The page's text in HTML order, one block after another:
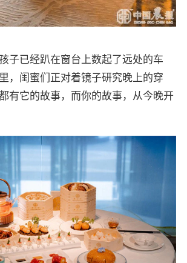
子已经趴在窗台上数起了远处的车
，闺蜜们正对着镜子研究晚上的穿
有它的故事，而你的故事，从今晚开